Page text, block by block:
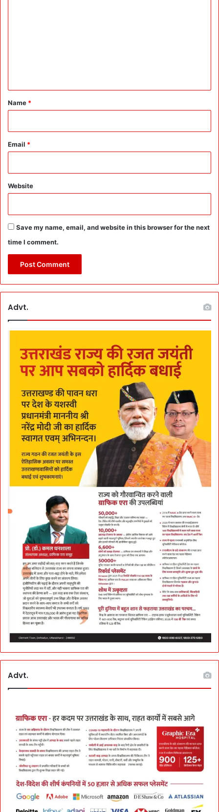
D
को
दि
आ
दे
श
*
Name *
Email *
Website
Save my name, email, and website in this browser for the next
time I comment.
Advt.
Advt.